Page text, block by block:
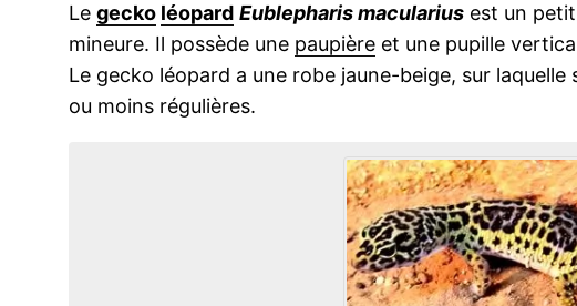
Le gecko léopard Eublepharis macularius est un petit
mineure. Il possède une paupière et une pupille
Le gecko léopard a une robe jaune-beige, sur
ou moins régulières.